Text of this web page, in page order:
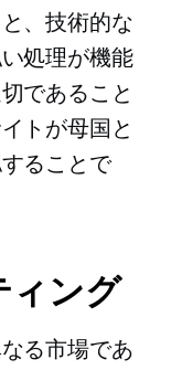
、技術的な
処理が機能
であること
トが母国と
ることで
ィング
る市場であ